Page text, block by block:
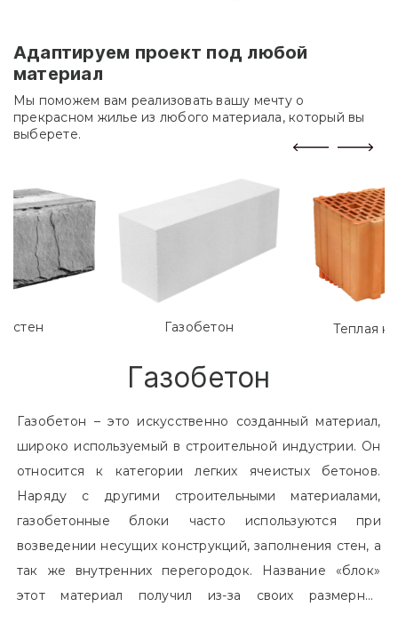
Адаптируем проект под любой
материал
Мы поможем вам реализовать вашу мечту о
прекрасном жилье из любого материала, который вы
выберете.
Газобетон Теплая
Газобетон
Газобетон – это искусственно созданный материал,
широко используемый в строительной индустрии. Он
относится к категории легких ячеистых бетонов.
Наряду с другими строительными материалами,
газобетонные блоки часто используются при
возведении несущих конструкций, заполнения стен, а
так же внутренних перегородок. Название «блок»
этот материал получил из-за своих размерных